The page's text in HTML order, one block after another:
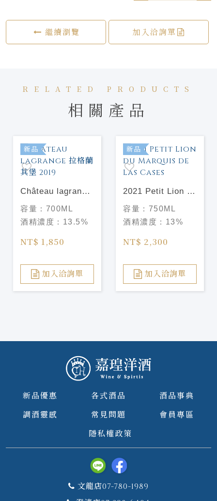
繼續瀏覽 加入洽詢單
RELATED PRODUCTS
相關產品
新品
Château lagrange
拉格蘭其堡 2019
容量： 700ML
酒精濃度： 13.5%
NT$ 1,850
加入洽詢單
新品
2021 Petit Lion du
Marquis de Las
Cases
容量： 750ML
酒精濃度： 13%
NT$ 2,300
加入洽詢單
新品優惠 各式酒品
酒品事典
調酒靈感
常見問題
會員專區
隱私權政策
文龍店07-780-1989